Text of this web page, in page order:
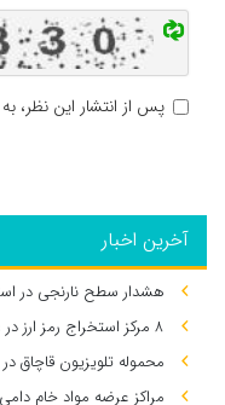
پس از انتشار این نظر،
آخرین اخبار
هشدار سطح نارنجی در
۸ مرکز استخراج رمز ارز در عسلویه متلاشی شد
محموله تلویزیون قاچاق
مراکز عرضه مواد خام